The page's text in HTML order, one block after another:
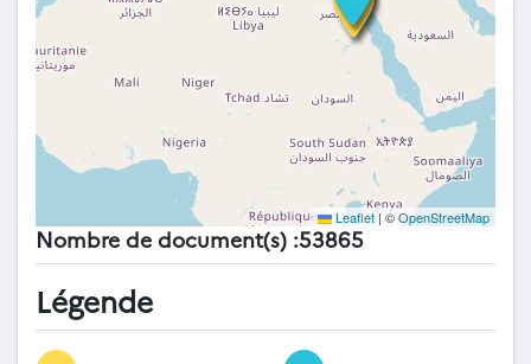
Leaflet | ©OpenStreetMap
Nombre de document(s) :53865
Légende